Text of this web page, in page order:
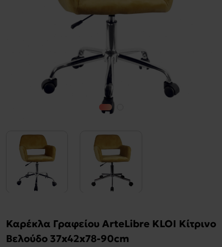
Καρέκλα Γραφείου ArteLibre KLOI Κίτρινο
Βελούδο 37x42x78-90cm